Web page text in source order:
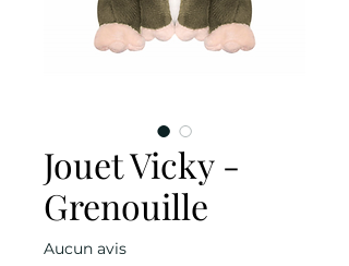
Jouet Vicky -
Grenouille
Aucun avis